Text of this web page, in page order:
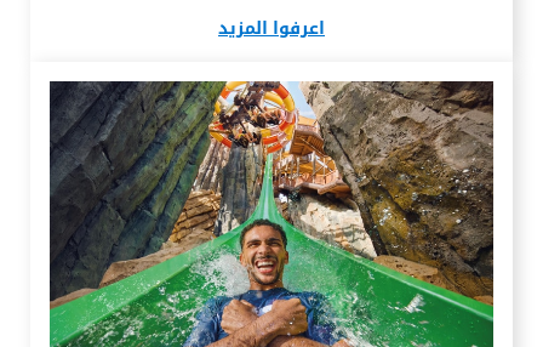
اعرفوا المزيد